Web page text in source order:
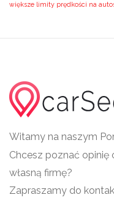
większe limity prędkości na
Witamy na naszym
Chcesz poznać opinię
własną firmę?
Zapraszamy do